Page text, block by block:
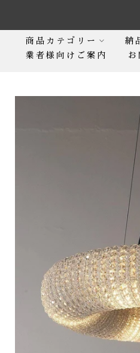
商品カテゴリー
納
業者様向けご案内
お